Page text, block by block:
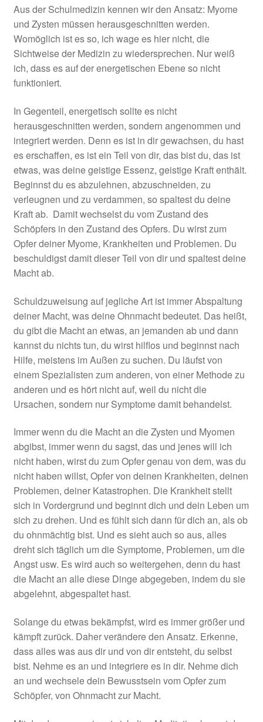
Aus der Schulmedizin kennen wir den Ansatz: Myome
und Zysten müssen herausgeschnitten werden.
Womöglich ist es so, ich wage es hier nicht, die
Sichtweise der Medizin zu wiedersprechen. Nur weiß
ich, dass es auf der energetischen Ebene so nicht
funktioniert.
In Gegenteil, energetisch sollte es nicht
herausgeschnitten werden, sondern angenommen und
integriert werden. Denn es ist in dir gewachsen, du hast
es erschaffen, es ist ein Teil von dir, das bist du, das ist
etwas, was deine geistige Essenz, geistige Kraft enthält.
Beginnst du es abzulehnen, abzuschneiden, zu
verleugnen und zu verdammen, so spaltest du deine
Kraft ab. Damit wechselst du vom Zustand des
Schöpfers in den Zustand des Opfers. Du wirst zum
Opfer deiner Myome, Krankheiten und Problemen. Du
beschuldigst damit dieser Teil von dir und spaltest deine
Macht ab.
Schuldzuweisung auf jegliche Art ist immer Abspaltung
deiner Macht, was deine Ohnmacht bedeutet. Das heißt,
du gibt die Macht an etwas, an jemanden ab und dann
kannst du nichts tun, du wirst hilflos und beginnst nach
Hilfe, meistens im Außen zu suchen. Du läufst von
einem Spezialisten zum anderen, von einer Methode zu
anderen und es hört nicht auf, weil du nicht die
Ursachen, sondern nur Symptome damit behandelst.
Immer wenn du die Macht an die Zysten und Myomen
abgibst, immer wenn du sagst, das und jenes will ich
nicht haben, wirst du zum Opfer genau von dem, was du
nicht haben willst, Opfer von deinen Krankheiten, deinen
Problemen, deiner Katastrophen. Die Krankheit stellt
sich in Vordergrund und beginnt dich und dein Leben um
sich zu drehen. Und es fühlt sich dann für dich an, als ob
du ohnmächtig bist. Und es sieht auch so aus, alles
dreht sich täglich um die Symptome, Problemen, um die
Angst usw. Es wird auch so weitergehen, denn du hast
die Macht an alle diese Dinge abgegeben, indem du sie
abgelehnt, abgespaltet hast.
Solange du etwas bekämpfst, wird es immer größer und
kämpft zurück. Daher verändere den Ansatz. Erkenne,
dass alles was aus dir und von dir entsteht, du selbst
bist. Nehme es an und integriere es in dir. Nehme dich
an und wechsele dein Bewusstsein vom Opfer zum
Schöpfer, von Ohnmacht zur Macht.